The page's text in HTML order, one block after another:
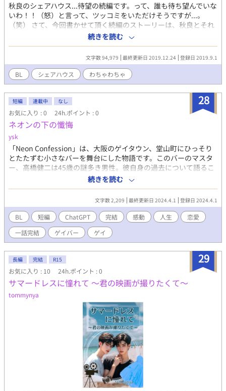
秋良のシェアハウス...待望の続編です。って、誰も待ち望んでいな
いわ！！（怒）と言って、ツッコミをいただけそうですが...。
（笑） さて、今回書かせて頂く続編のストーリーは、秋良とそれ
ぞれのシェアハウスの住人のその後と、新たな住人が繰り広げ
る、笑い多めの感動作になる予定です。 どうやら、新たな住人
は、秋良に面識があるらしく...秋良も、シェアハウスの新住人と
あって会話をした時、何故だか落ち着かない様子であった。それ
を変に思ったシェアハウスの住人は、一時的に手を組み秋良と新
住人との関係を探ろうとする。 秋良と新住人...そして、シェアハ
ウスの仲間の結末はいかに！！
続きを読む
文字数 94,979 最終更新日 2019.12.24 登録日 2019.9.1
BL シェアハウス わちゃわちゃ
28
短編 連載中 なし
お気に入り : 0 24h.ポイント : 0
ネオンの下の懺悔
ysk
「Neon Confession」は、大阪のゲイタウン、堂山町にひっそり
とたたずむ小さなバーを舞台にした物語です。このバーのマスタ
ー、高橋健二は45歳の謎多き男性。彼自身の過去について語るこ
とは決してありませんが、訪れる客たちの心の支えとなっていま
す。各章では、異なる客たちが自らの人生、悩み、希望、そして
秘めた感情を健二に打ち明けます。
続きを読む
文字数 2,209 最終更新日 2024.4.1 登録日 2024.4.1
BL 短編 ChatGPT 完結 感動 人生
恋愛
一話完結
ゲイバー ゲイ
29
長編 完結 R15
お気に入り : 10 24h.ポイント : 0
サマードレスに憧れて 〜君の映画が撮りたくて〜
tommynya